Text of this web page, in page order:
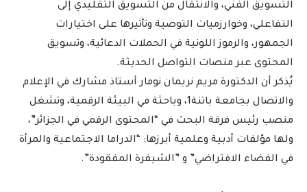
التسويق الفني، والانتقال من التسويق التقليدي إلى
التفاعلي، وخوارزميات التوصية وتأثيرها على اختيارات
الجمهور، والرموز اللونية في الحملات الدعائية، وتسويق
المحتوى عبر منصات التواصل الحديثة.
يُذكر أن الدكتورة مريم نريمان نومار أستاذ مشارك في الإعلام
والاتصال بجامعة باتنة1، وباحثة في البيئة الرقمية، وتشغل
منصب رئيس فرقة البحث في “المحتوى الرقمي في الجزائر”،
ولها مؤلفات أدبية وعلمية أبرزها: “الدراما الاجتماعية والمرأة
في الفضاء الافتراضي” و ”الشيفرة المفقودة”.